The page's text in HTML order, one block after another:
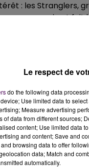
: les Stranglers,
qui ont fait
la scène de la salle
en 2016, les
moins souvent
et les
été aussi forte,
des Stranglers"
Le respect de
do the following data
Use limited data to
Measure advertising
of data from different sources;
content; Use limited data
and content; Save and
browsing data to offer
data; Match and
automatically.